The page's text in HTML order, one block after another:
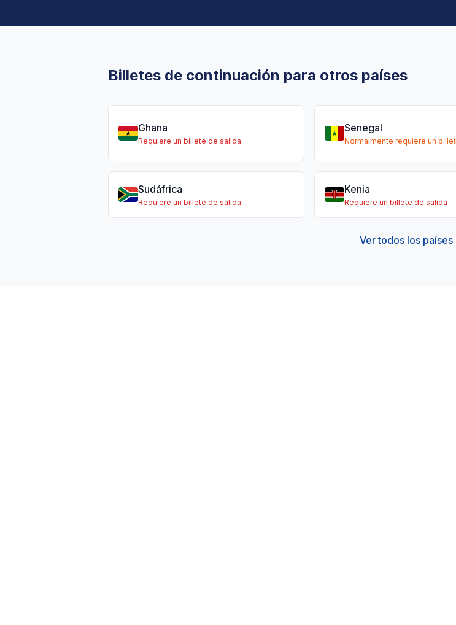
Billetes de continuación para otros países
Ghana
Requiere un billete de salida
Senegal
Normalmente requiere un
Sudáfrica
Requiere un billete de salida
Kenia
Requiere un billete de salida
Ver todos los